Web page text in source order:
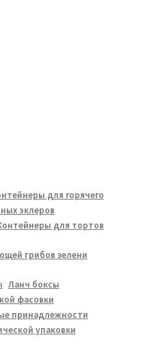
для горячего
эклеров
для тортов
грибов зелени
Ланч боксы
фасовки
принадлежности
упаковки